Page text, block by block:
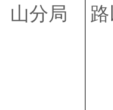
山分局